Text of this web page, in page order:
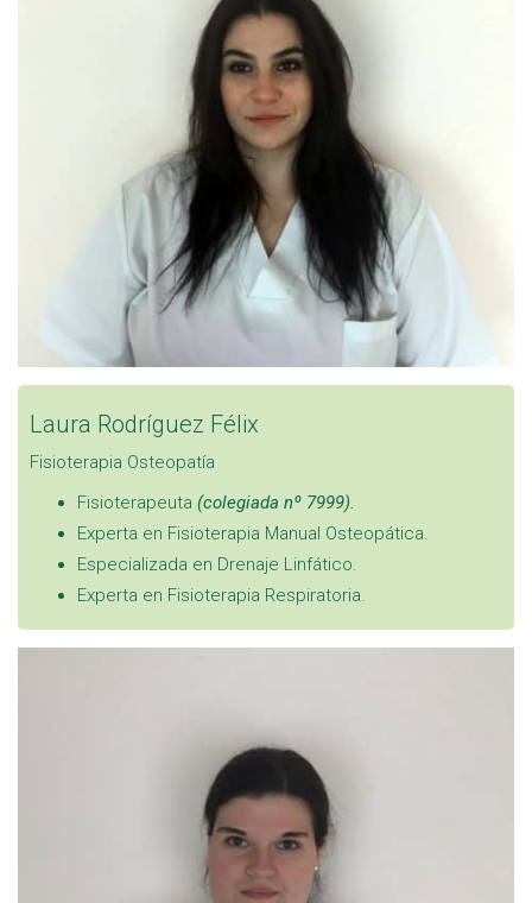
Laura Rodríguez Félix
Fisioterapia Osteopatía
Fisioterapeuta (colegiada nº 7999).
Experta en Fisioterapia Manual Osteopática.
Especializada en Drenaje Linfático.
Experta en Fisioterapia Respiratoria.